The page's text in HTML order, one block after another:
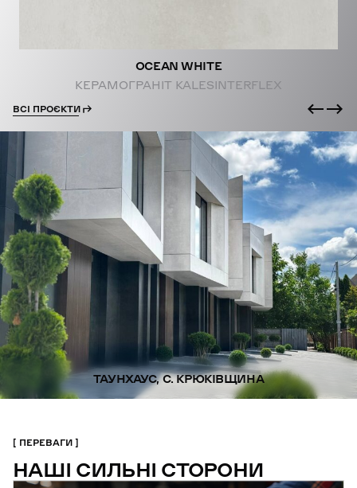
OCEAN WHITE
КЕРАМОГРАНІТ KALESINTERFLEX
ВСІ ПРОЄКТИ
ТАУНХАУС, С. КРЮКІВЩИНА
ПЕРЕВАГИ
НАШІ СИЛЬНІ СТОРОНИ